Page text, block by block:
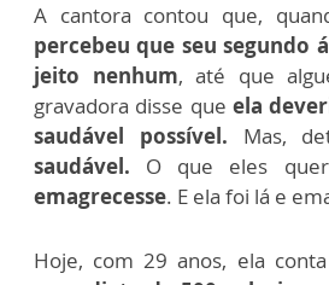
A cantora contou que,
percebeu que seu segundo
jeito nenhum, até que
gravadora disse que ela
saudável possível. Mas,
saudável. O que eles
emagrecesse. E ela foi lá e
Hoje, com 29 anos, ela